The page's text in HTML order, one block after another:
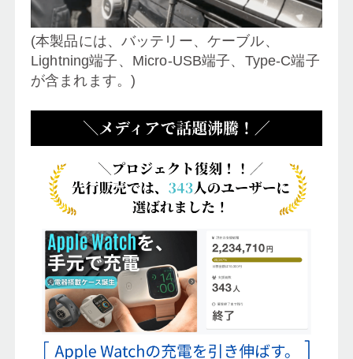
(本製品には、バッテリー、ケーブル、
Lightning端子、Micro-USB端子、Type-C端子
が含まれます。)